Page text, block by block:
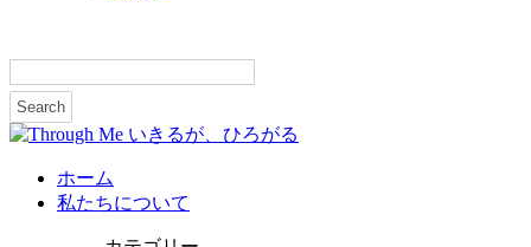
ホーム
私たちについて